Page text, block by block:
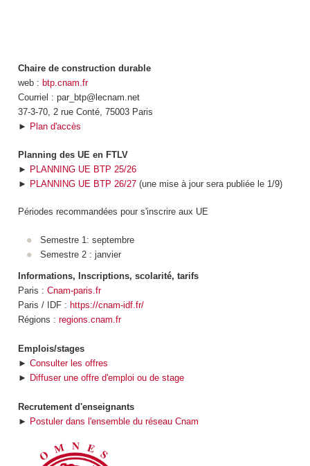
Chaire de construction durable
web : btp.cnam.fr
Courriel : par_btp@lecnam.net
37-3-70, 2 rue Conté, 75003 Paris
► Plan d'accès
Planning des UE en FTLV
► PLANNING UE BTP 25/26
► PLANNING UE BTP 26/27(une mise à jour sera publiée le 1/9)
Périodes recommandées pour s'inscrire aux UE
Semestre 1: septembre
Semestre 2 : janvier
Informations, Inscriptions, scolarité, tarifs
Paris : Cnam-paris.fr
Paris / IDF : https://cnam-idf.fr/
Régions : regions.cnam.fr
Emplois/stages
► Consulter les offres
► Diffuser une offre d'emploi ou de stage
Recrutement d'enseignants
► Postuler dans l'ensemble du réseau Cnam